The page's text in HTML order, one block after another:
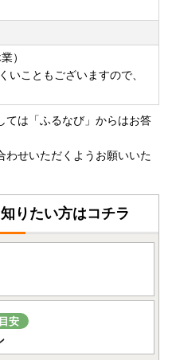
きますようお願い申し上げ
をお伺いできない場合がご
～1/3は休業）
特例申請書のお問い合わせ
日祝日を除く。）
）
いこともございますので、
ては「ふるなび」からはお答
わせいただくようお願いいた
りたい方はコチラ
安